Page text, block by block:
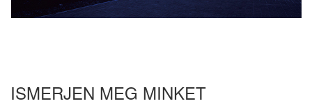
ISMERJEN MEG MINKET